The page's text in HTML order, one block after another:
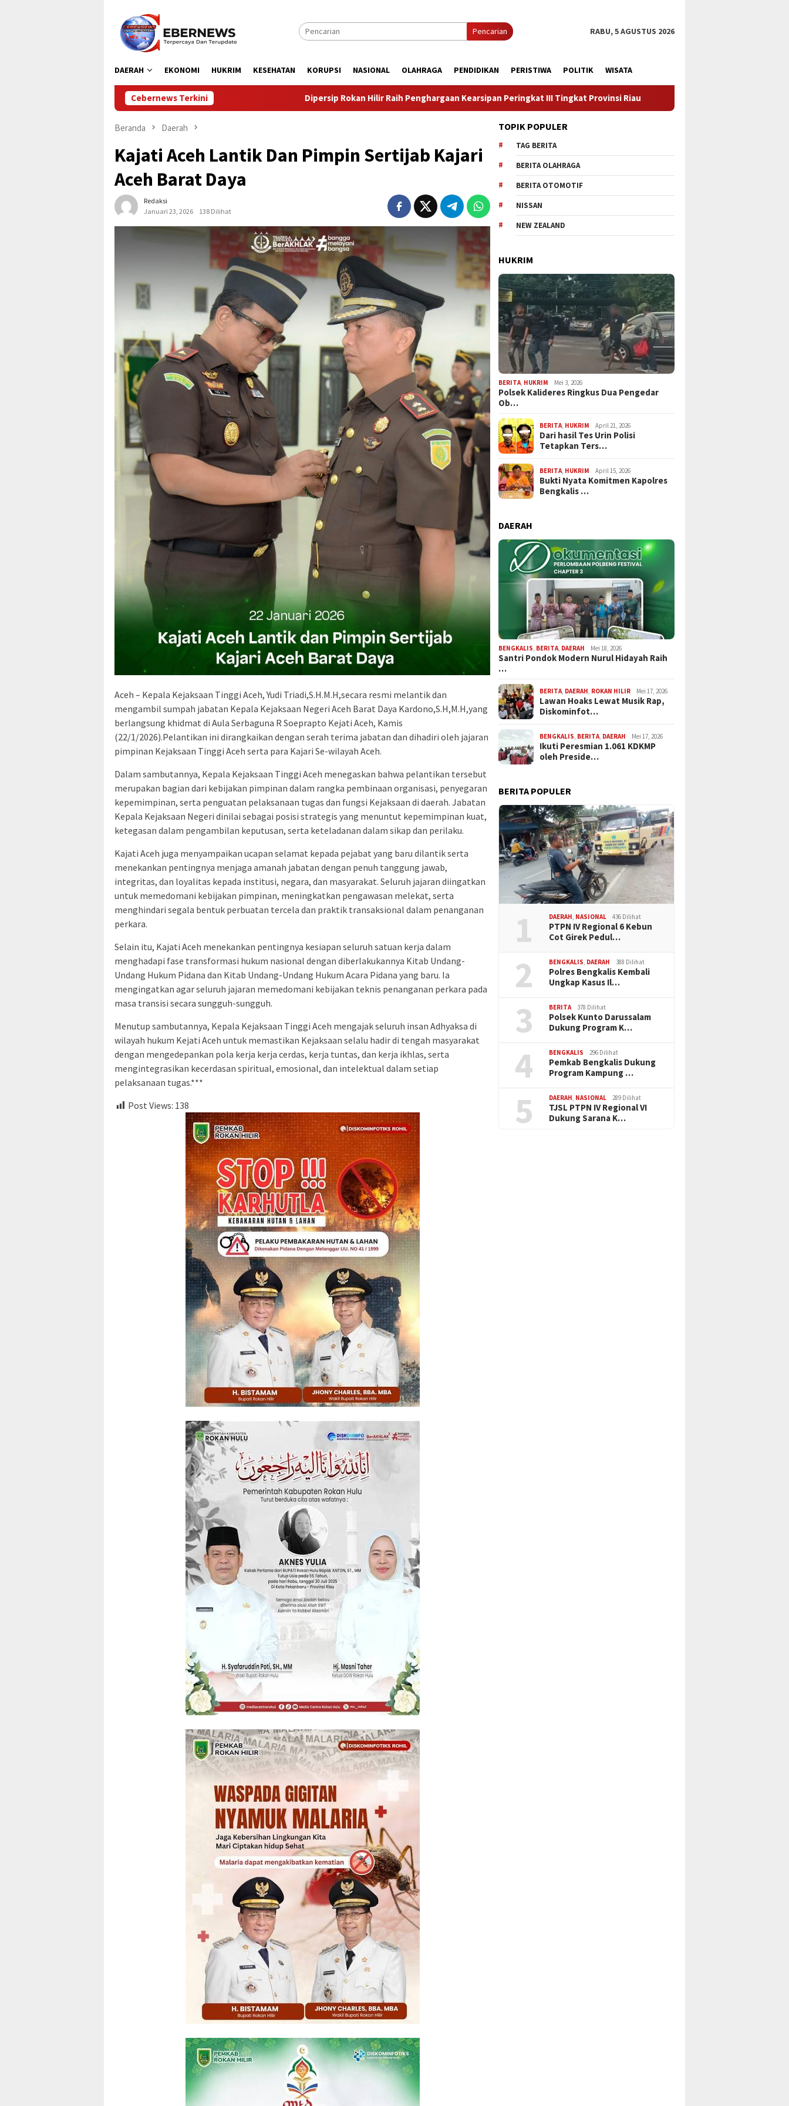
konten
Pencarian RABU, 5 AGUSTUS 2026
DAERAH EKONOMI HUKRIM KESEHATAN KORUPSI NASIONAL OLAHRAGA PENDIDIKAN PERISTIWA POLITIK WISATA
Cebernews Terkini Dipersip Rokan Hilir Raih Penghargaan Kearsipan Peringkat III Tingkat Provinsi Riau Kadiskes Menghadiri Kunjungan Kerja Pemerintah
Beranda Daerah
Kajati Aceh Lantik Dan Pimpin Sertijab Kajari
Aceh Barat Daya
Redaksi
Januari 23, 2026
138 Dilihat
Aceh – Kepala Kejaksaan Tinggi Aceh, Yudi Triadi,S.H.M.H,secara resmi melantik dan
mengambil sumpah jabatan Kepala Kejaksaan Negeri Aceh Barat Daya Kardono,S.H,M.H,yang
berlangsung khidmat di Aula Serbaguna R Soeprapto Kejati Aceh, Kamis
(22/1/2026).Pelantikan ini dirangkaikan dengan serah terima jabatan dan dihadiri oleh jajaran
pimpinan Kejaksaan Tinggi Aceh serta para Kajari Se-wilayah Aceh.
Dalam sambutannya, Kepala Kejaksaan Tinggi Aceh menegaskan bahwa pelantikan tersebut
merupakan bagian dari kebijakan pimpinan dalam rangka pembinaan organisasi, penyegaran
kepemimpinan, serta penguatan pelaksanaan tugas dan fungsi Kejaksaan di daerah. Jabatan
Kepala Kejaksaan Negeri dinilai sebagai posisi strategis yang menuntut kepemimpinan kuat,
ketegasan dalam pengambilan keputusan, serta keteladanan dalam sikap dan perilaku.
Kajati Aceh juga menyampaikan ucapan selamat kepada pejabat yang baru dilantik serta
menekankan pentingnya menjaga amanah jabatan dengan penuh tanggung jawab,
integritas, dan loyalitas kepada institusi, negara, dan masyarakat. Seluruh jajaran diingatkan
untuk memedomani kebijakan pimpinan, meningkatkan pengawasan melekat, serta
menghindari segala bentuk perbuatan tercela dan praktik transaksional dalam penanganan
perkara.
Selain itu, Kajati Aceh menekankan pentingnya kesiapan seluruh satuan kerja dalam
menghadapi fase transformasi hukum nasional dengan diberlakukannya Kitab Undang-
Undang Hukum Pidana dan Kitab Undang-Undang Hukum Acara Pidana yang baru. Ia
mengingatkan agar seluruh jajaran memedomani kebijakan teknis penanganan perkara pada
masa transisi secara sungguh-sungguh.
Menutup sambutannya, Kepala Kejaksaan Tinggi Aceh mengajak seluruh insan Adhyaksa di
wilayah hukum Kejati Aceh untuk memastikan Kejaksaan selalu hadir di tengah masyarakat
dengan mengedepankan pola kerja kerja cerdas, kerja tuntas, dan kerja ikhlas, serta
mengintegrasikan kecerdasan spiritual, emosional, dan intelektual dalam setiap
pelaksanaan tugas.***
Post Views: 138
TOPIK POPULER
TAG BERITA
BERITA OLAHRAGA
BERITA OTOMOTIF
NISSAN
NEW ZEALAND
HUKRIM
BERITA HUKRIM Mei 3, 2026
Polsek Kalideres Ringkus Dua Pengedar
Ob…
BERITA HUKRIM April 21, 2026
Dari hasil Tes Urin Polisi
Tetapkan Ters…
BERITA HUKRIM April 15, 2026
Bukti Nyata Komitmen Kapolres
Bengkalis …
DAERAH
BENGKALIS BERITA DAERAH Mei 18, 2026
Santri Pondok Modern Nurul Hidayah Raih
…
BERITA DAERAH ROKAN HILIR Mei 17, 2026
Lawan Hoaks Lewat Musik Rap,
Diskominfot…
BENGKALIS BERITA DAERAH Mei 17, 2026
Ikuti Peresmian 1.061 KDKMP
oleh Preside…
BERITA POPULER
1 DAERAH, NASIONAL 436 Dilihat
PTPN IV Regional 6 Kebun
Cot Girek Pedul…
2 BENGKALIS, DAERAH 388 Dilihat
Polres Bengkalis Kembali
Ungkap Kasus Il…
3 BERITA 378 Dilihat
Polsek Kunto Darussalam
Dukung Program K…
4 BENGKALIS 296 Dilihat
Pemkab Bengkalis Dukung
Program Kampung …
5 DAERAH, NASIONAL 289 Dilihat
TJSL PTPN IV Regional VI
Dukung Sarana K…